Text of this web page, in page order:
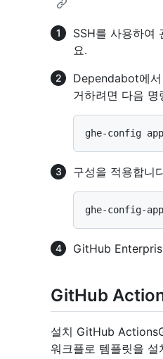
SSH를 사용하여
요.
Dependabot에
거하려면 다음 명
구성을 적용합니
GitHub
GitHub
설치 GitHub
워크플로 템플릿을